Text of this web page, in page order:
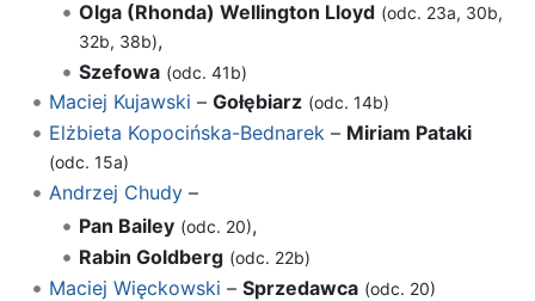
Olga (Rhonda) Wellington Lloyd (odc. 23a, 30b,
32b, 38b),
Szefowa (odc. 41b)
Maciej Kujawski – Gołębiarz (odc. 14b)
Elżbieta Kopocińska-Bednarek – Miriam Pataki
(odc. 15a)
Andrzej Chudy–
Pan Bailey (odc. 20),
Rabin Goldberg (odc. 22b)
Maciej Więckowski – Sprzedawca (odc. 20)